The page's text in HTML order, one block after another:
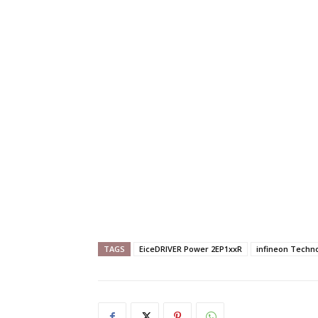
TAGS EiceDRIVER Power 2EP1xxR infineon